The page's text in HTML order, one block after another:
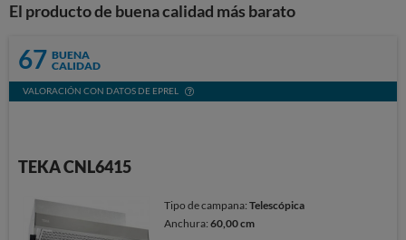
El producto de buena calidad más barato
67 BUENA
CALIDAD
VALORACIÓN CON DATOS DE EPREL
TEKA CNL6415
Tipo de campana:Telescópica
Anchura:60,00 cm